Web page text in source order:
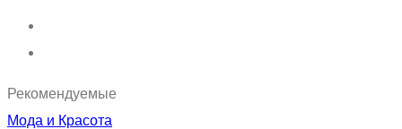
Рекомендуемые
Мода и Красота